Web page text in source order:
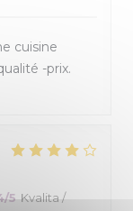
cuisine
-prix.
/5 Kvalita /